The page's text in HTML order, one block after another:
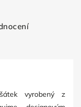
vyrobený z